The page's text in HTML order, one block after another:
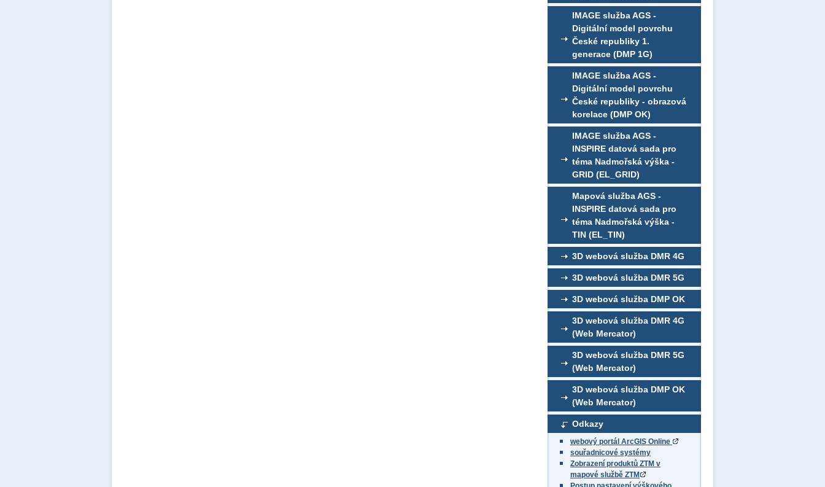
IMAGE služba AGS -
Digitální model povrchu
České republiky 1.
generace (DMP 1G)
IMAGE služba AGS -
Digitální model povrchu
České republiky - obrazová
korelace (DMP OK)
IMAGE služba AGS -
INSPIRE datová sada pro
téma Nadmořská výška -
GRID (EL_GRID)
Mapová služba AGS -
INSPIRE datová sada pro
téma Nadmořská výška -
TIN (EL_TIN)
3D webová služba DMR 4G
3D webová služba DMR 5G
3D webová služba DMP OK
3D webová služba DMR 4G
(Web Mercator)
3D webová služba DMR 5G
(Web Mercator)
3D webová služba DMP OK
(Web Mercator)
Odkazy
webový portál ArcGIS Online
souřadnicové systémy
Zobrazení produktů ZTM v
mapové službě ZTM